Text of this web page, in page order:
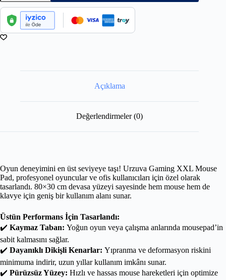
Açıklama
Değerlendirmeler (0)
Oyun deneyimini en üst seviyeye taşı! Urzuva Gaming XXL Mouse
Pad, profesyonel oyuncular ve ofis kullanıcıları için özel olarak
tasarlandı. 80×30 cm devasa yüzeyi sayesinde hem mouse hem de
klavye için geniş bir kullanım alanı sunar.
Üstün Performans İçin Tasarlandı:
✔️ Kaymaz Taban: Yoğun oyun veya çalışma anlarında mousepad’in
sabit kalmasını sağlar.
✔️ Dayanıklı Dikişli Kenarlar: Yıpranma ve deformasyon riskini
minimuma indirir, uzun yıllar kullanım imkânı sunar.
✔️ Pürüzsüz Yüzey: Hızlı ve hassas mouse hareketleri için optimize